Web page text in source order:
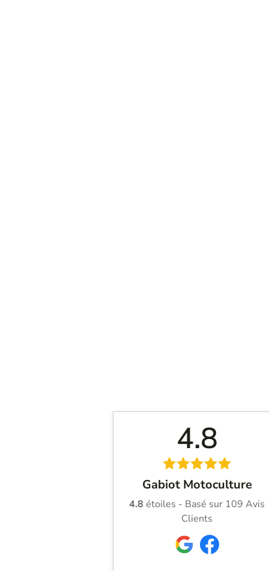
4.8
Gabiot Motoculture
4.8 étoiles - Basé sur 109 Avis
Clients